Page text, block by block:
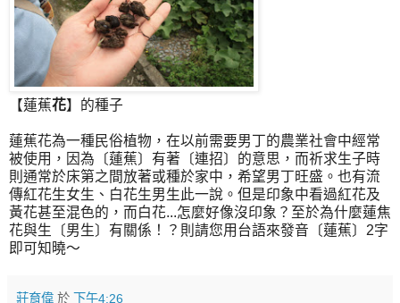
【蓮蕉花】的種子
蓮蕉花為一種民俗植物，在以前需要男丁的農業社會中經常
被使用，因為〔蓮蕉〕有著〔連招〕的意思，而祈求生子時
則通常於床第之間放著或種於家中，希望男丁旺盛。也有流
傳紅花生女生、白花生男生此一說。但是印象中看過紅花及
黃花甚至混色的，而白花...怎麼好像沒印象？至於為什麼蓮焦
花與生〔男生〕有關係！？則請您用台語來發音〔蓮蕉〕2字
即可知曉～
莊育偉 於 下午4:26